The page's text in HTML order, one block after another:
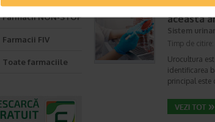
aceasta
Sistem urinar
Timp de citire:
Urocultura
identificarea
principal este
Farmacii NON-STOP
Farmacii FIV
Toate farmaciile